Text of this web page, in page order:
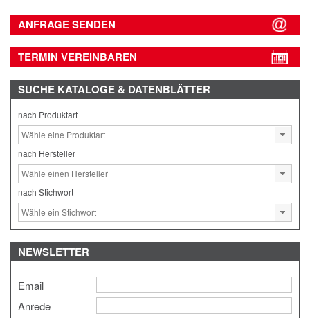
ANFRAGE SENDEN
TERMIN VEREINBAREN
SUCHE KATALOGE & DATENBLÄTTER
nach Produktart
nach Hersteller
nach Stichwort
NEWSLETTER
Email
Anrede